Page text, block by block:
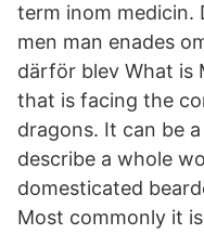
term inom medicin.
men man enades
därför blev What is
that is facing the
dragons. It can be
describe a whole
domesticated
Most commonly it